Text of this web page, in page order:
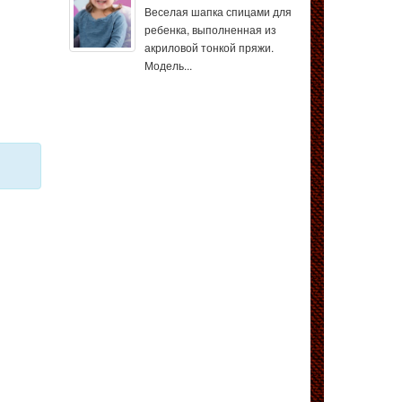
Веселая шапка спицами для
ребенка, выполненная из
акриловой тонкой пряжи.
Модель...